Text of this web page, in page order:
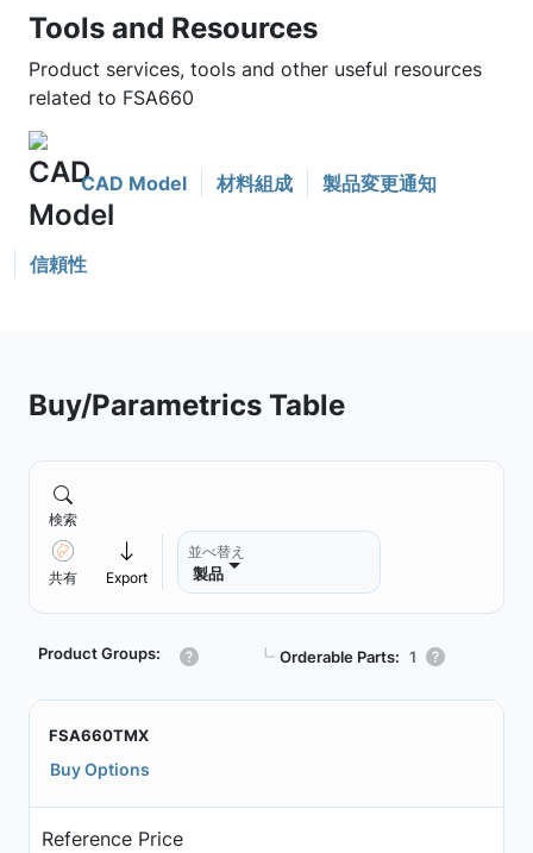
Tools and Resources
Product services, tools and other useful resources
related to FSA660
CAD Model 材料組成 製品変更通知
信頼性
Buy/Parametrics Table
検索
共有 Export
並べ替え
製品
Product Groups: ┗ Orderable Parts: 1
FSA660TMX
Buy Options
Reference Price